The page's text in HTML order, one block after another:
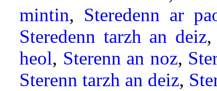
mintin, Steredenn ar
Steredenn tarzh an deiz
heol, Sterenn an noz,
Sterenn tarzh an deiz,